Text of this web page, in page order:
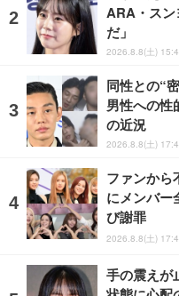
ARA・スン
だ」
2026.8.8(土)
同性との“
男性への性
の近況
2026.8.8(土)
ファンか
にメンバー
び謝罪
2026.8.8(土)
手の震え